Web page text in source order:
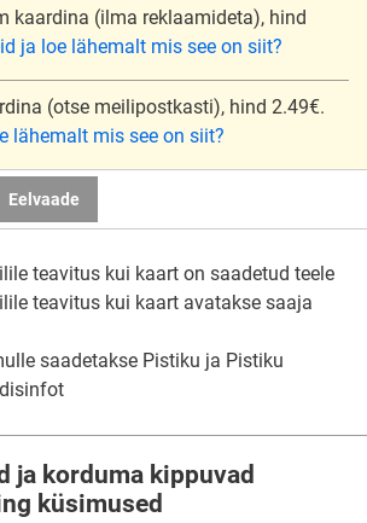
kaardina (ilma reklaamideta), hind
ja loe lähemalt mis see on siit?
(otse meilipostkasti), hind 2.49€.
lähemalt mis see on siit?
Eelvaade
teavitus kui kaart on saadetud teele
teavitus kui kaart avatakse saaja
saadetakse Pistiku ja Pistiku
ja korduma kippuvad
küsimused